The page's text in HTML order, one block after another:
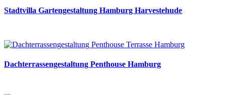
Stadtvilla Gartengestaltung Hamburg Harvestehude
Dachterrassengestaltung Penthouse Hamburg